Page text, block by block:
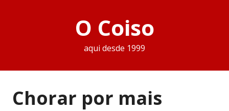
O Coiso
aqui desde 1999
Chorar por mais